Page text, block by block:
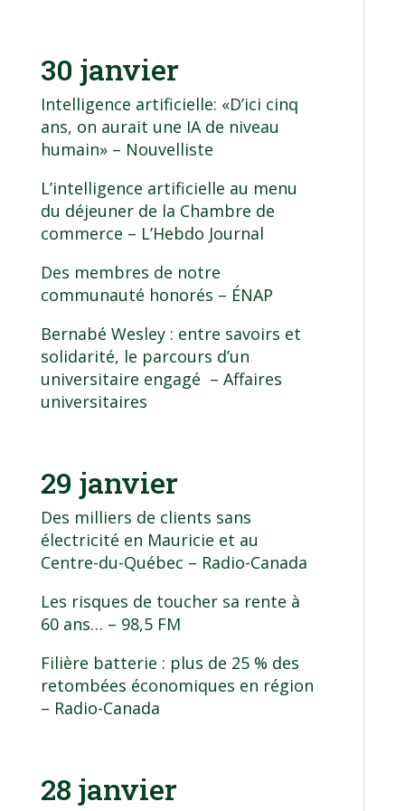
30 janvier
Intelligence artificielle: «D’ici cinq
ans, on aurait une IA de niveau
humain»– Nouvelliste
L’intelligence artificielle au menu
du déjeuner de la Chambre de
commerce – L’Hebdo Journal
Des membres de notre
communauté honorés – ÉNAP
Bernabé Wesley : entre savoirs et
solidarité, le parcours d’un
universitaire engagé – Affaires
universitaires
29 janvier
Des milliers de clients sans
électricité en Mauricie et au
Centre-du-Québec – Radio-Canada
Les risques de toucher sa rente à
60 ans… – 98,5 FM
Filière batterie : plus de 25 % des
retombées économiques en région
– Radio-Canada
28 janvier